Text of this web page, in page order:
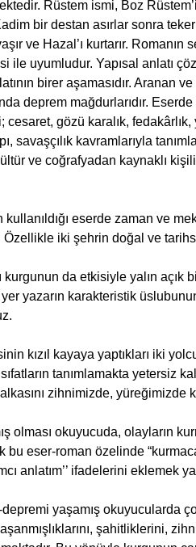
Rüstem ismi, Boz
bir destan asırlar sonra
ve Hazal’ı kurtarır. Romanın
ile uyumludur. Yapısal anlatı
birer aşamasıdır. Aranan
deprem mağdurlarıdır. Eserde
gözü karalık, fedakârlık,
kavramlarıyla
ve coğrafyadan kaynaklı
eserde zaman ve
iki şehrin doğal ve
da etkisiyle yalın açık
yazarın karakteristik
kızıl kayaya yaptıkları iki
tanımlamakta yetersiz
zihnimizde, yüreğimizde
olması okuyucuda, olayların
bu eser-roman özelinde
anlatım’’ ifadelerini eklemek
yaşamış okuyucularda
şahitliklerini,